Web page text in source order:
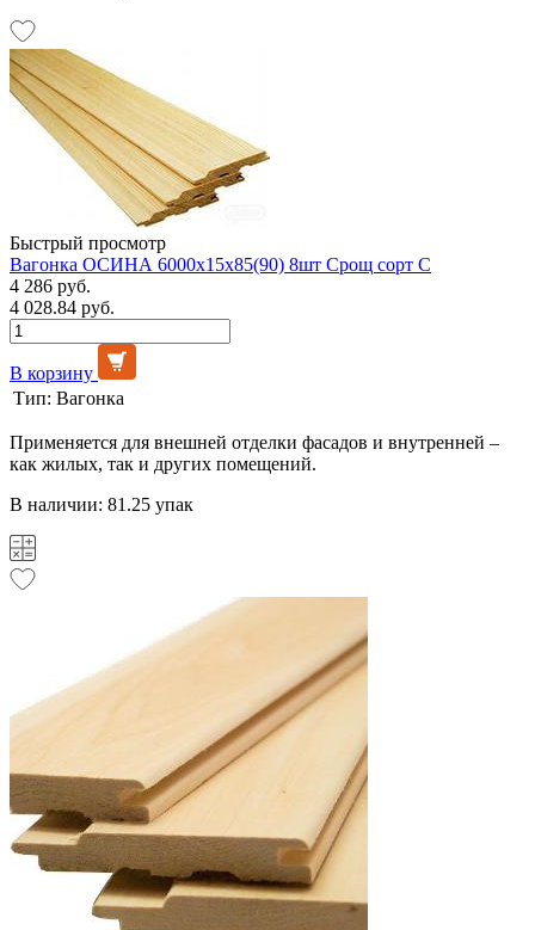
Быстрый просмотр
Вагонка ОСИНА 6000х15х85(90) 8шт Срощ сорт С
4 286 руб.
4 028.84 руб.
В корзину
Тип: Вагонка
Применяется для внешней отделки фасадов и внутренней –
как жилых, так и других помещений.
В наличии: 81.25 упак